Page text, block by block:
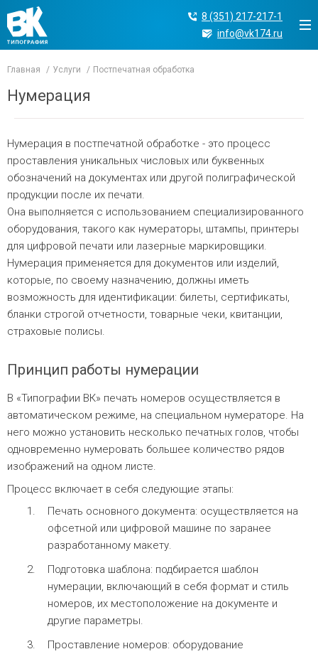
8 (351) 217-217-1
info@vk174.ru
Главная Услуги Постпечатная обработка
Нумерация
Нумерация в постпечатной обработке - это процесс
проставления уникальных числовых или буквенных
обозначений на документах или другой полиграфической
продукции после их печати.
Она выполняется с использованием специализированного
оборудования, такого как нумераторы, штампы, принтеры
для цифровой печати или лазерные маркировщики.
Нумерация применяется для документов или изделий,
которые, по своему назначению, должны иметь
возможность для идентификации: билеты, сертификаты,
бланки строгой отчетности, товарные чеки, квитанции,
страховые полисы.
Принцип работы нумерации
В «Типографии ВК» печать номеров осуществляется в
автоматическом режиме, на специальном нумераторе. На
него можно установить несколько печатных голов, чтобы
одновременно нумеровать большее количество рядов
изображений на одном листе.
Процесс включает в себя следующие этапы:
Печать основного документа: осуществляется на
офсетной или цифровой машине по заранее
разработанному макету.
Подготовка шаблона: подбирается шаблон
нумерации, включающий в себя формат и стиль
номеров, их местоположение на документе и
другие параметры.
Проставление номеров: оборудование